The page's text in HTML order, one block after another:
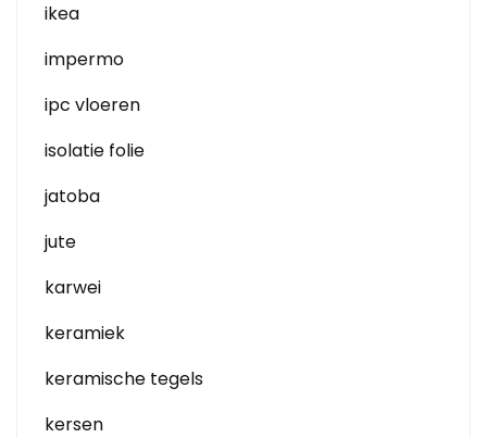
ikea
impermo
ipc vloeren
isolatie folie
jatoba
jute
karwei
keramiek
keramische tegels
kersen